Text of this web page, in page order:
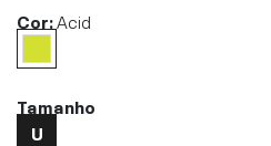
Cor:Acid
Tamanho
U